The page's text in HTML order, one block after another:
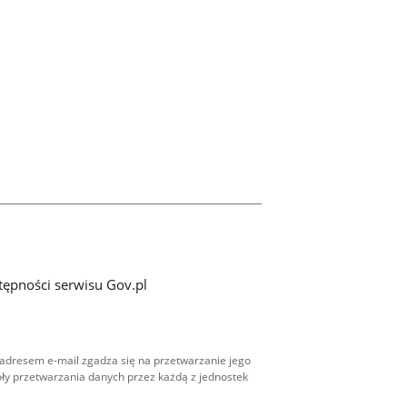
serwisu Gov.pl
e-mail zgadza się na przetwarzanie jego
przetwarzania danych przez każdą z jednostek